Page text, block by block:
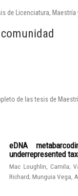
de Licenciatura,
de las tesis de
eDNA
underrepresented
Mac Loughlin, Camila;
Richard;Munguia Vega,